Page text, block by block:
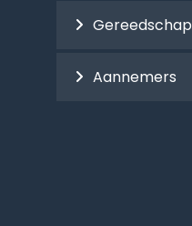
Gereedschap
Aannemers